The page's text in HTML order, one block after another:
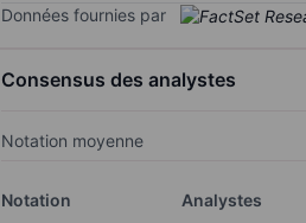
Données fournies par
Consensus des analystes
Notation moyenne
Notation
Analystes